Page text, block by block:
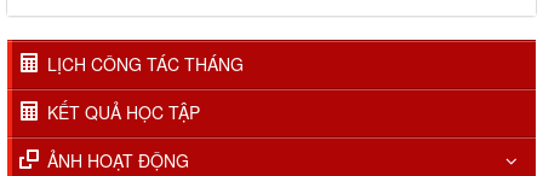
LỊCH CÔNG TÁC THÁNG
KẾT QUẢ HỌC TẬP
ẢNH HOẠT ĐỘNG